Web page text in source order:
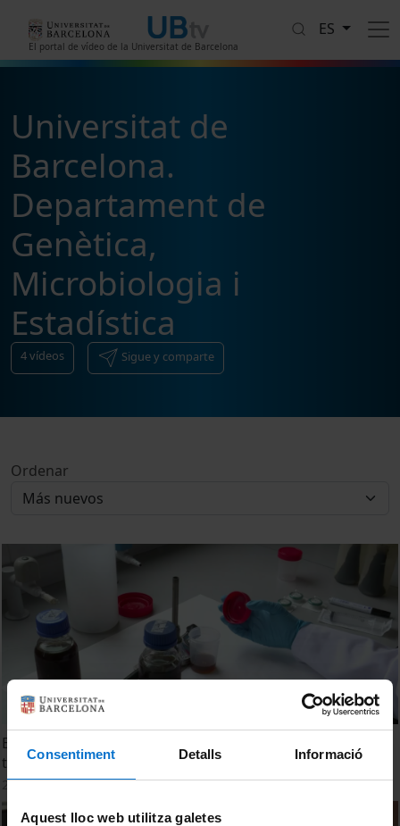
Consentiment Detalls Informació
Aquest lloc web utilitza galetes
El portal de vídeo de la Universitat de Barcelona
ES
Universitat de
Barcelona.
Departament de
Genètica,
Microbiologia i
Estadística
4vídeos Sigue y comparte
Ordenar
Extraction of bacteriophages from sludges, soils and
treated biowastes
21 Septiembre, 2017